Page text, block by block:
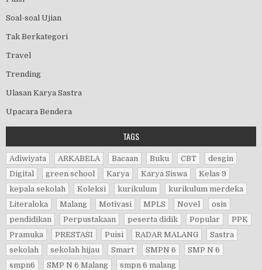
Soal-soal Ujian
Tak Berkategori
Travel
Trending
Ulasan Karya Sastra
Upacara Bendera
TAGS
Adiwiyata ARKABELA Bacaan Buku CBT
desgin
Digital
green school Karya Karya Siswa
Kelas 9
kepala sekolah
Koleksi kurikulum
kurikulum merdeka
Literaloka
Malang Motivasi MPLS Novel
osis
pendidikan
Perpustakaan peserta didik Popular
PPK
Pramuka
PRESTASI Puisi RADAR MALANG
Sastra
sekolah
sekolah hijau Smart SMPN 6
SMP N 6
smpn6
SMP N 6 Malang
smpn 6 malang